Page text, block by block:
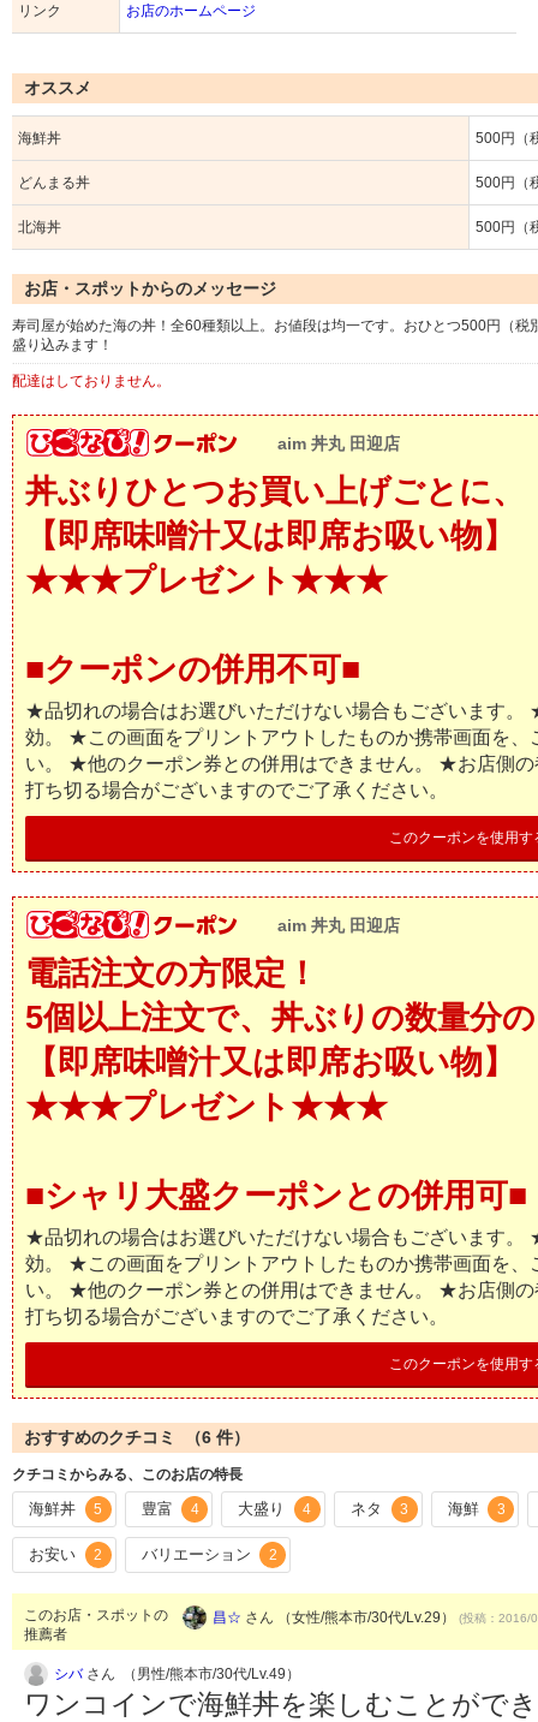
リンク お店のホームページ
オススメ
海鮮丼 500円（
どんまる丼 500円（
北海丼 500円（
お店・スポットからのメッセージ
寿司屋が始めた海の丼！全60種類以上。お値段は均一です。おひとつ500円（
盛り込みます！
配達はしておりません。
aim 丼丸 田迎店
丼ぶりひとつお買い上げごとに、
【即席味噌汁又は即席お吸い物】
★★★プレゼント★★★
■クーポンの併用不可■
★品切れの場合はお選びいただけない場合もございます。
効。 ★この画面をプリントアウトしたものか携帯画面を、
い。 ★他のクーポン券との併用はできません。 ★お店側
打ち切る場合がございますのでご了承ください。
このクーポンを使用す
aim 丼丸 田迎店
電話注文の方限定！
5個以上注文で、丼ぶりの数量分の
【即席味噌汁又は即席お吸い物】
★★★プレゼント★★★
■シャリ大盛クーポンとの併用可■
★品切れの場合はお選びいただけない場合もございます。
効。 ★この画面をプリントアウトしたものか携帯画面を、
い。 ★他のクーポン券との併用はできません。 ★お店側
打ち切る場合がございますのでご了承ください。
このクーポンを使用す
おすすめのクチコミ （6 件）
クチコミからみる、このお店の特長
海鮮丼 5 豊富 4 大盛り 4 ネタ 3 海鮮 3
お安い 2 バリエーション 2
このお店・スポットの
推薦者
昌☆ さん （女性/熊本市/30代/Lv.29） (投稿：2016/
シバさん （男性/熊本市/30代/Lv.49）
ワンコインで海鮮丼を楽しむことがで